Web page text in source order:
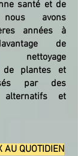
santé et de
avons
années à
de
de plantes et
par des
et
AU QUOTIDIEN